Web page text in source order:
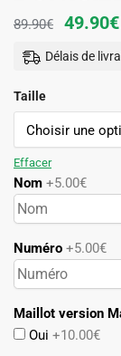
89.90€
Le
prix
89.90€.
49.90€
Délais de
Taille
Effacer
Nom +5.00€
Numéro +5.00€
Maillot version
Oui +10.00€